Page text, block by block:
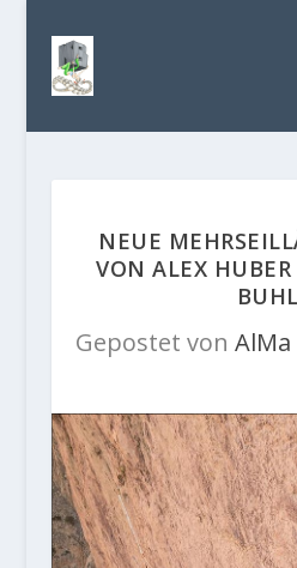
NEUE
VON ALEX
BUHL
Gepostet von AlMa